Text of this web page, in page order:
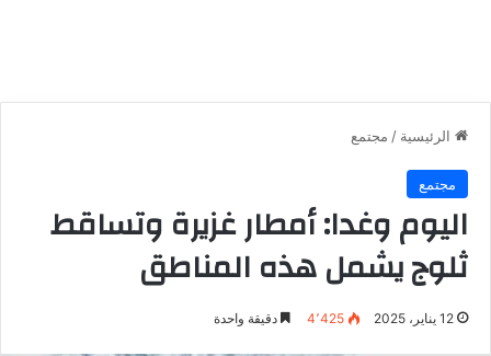
الرئيسية / مجتمع
مجتمع
اليوم وغدا: أمطار غزيرة وتساقط
ثلوج يشمل هذه المناطق
12 يناير، 2025 4٬425 دقيقة واحدة